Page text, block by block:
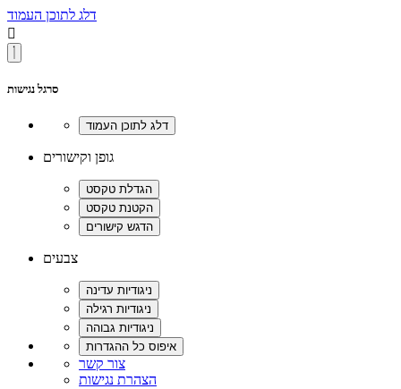
דלג לתוכן העמוד

סרגל נגישות
גופן וקישורים
צבעים
צור קשר
הצהרת נגישות